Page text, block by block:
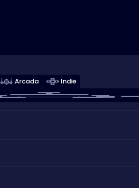
Arcada
Indie